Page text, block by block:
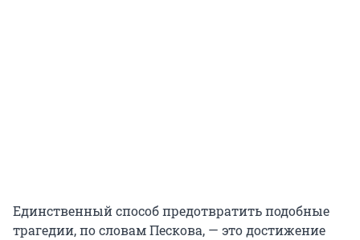
Единственный способ предотвратить подобные
трагедии, по словам Пескова, — это достижение